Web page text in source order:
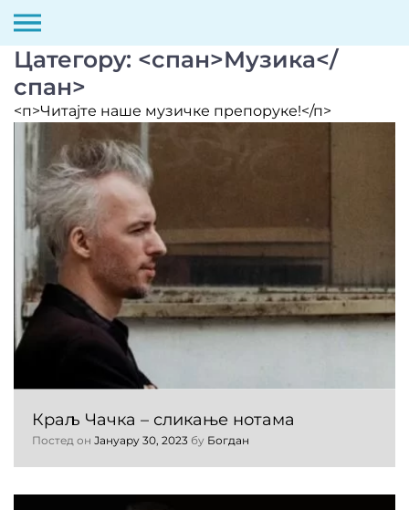
Скип
цонтент
Цатегорy: <спан>Музика</
спан>
<п>Читајте наше музичке препоруке!</п>
Краљ Чачка – сликање нотама
Постед он Јануарy 30, 2023 бy Богдан